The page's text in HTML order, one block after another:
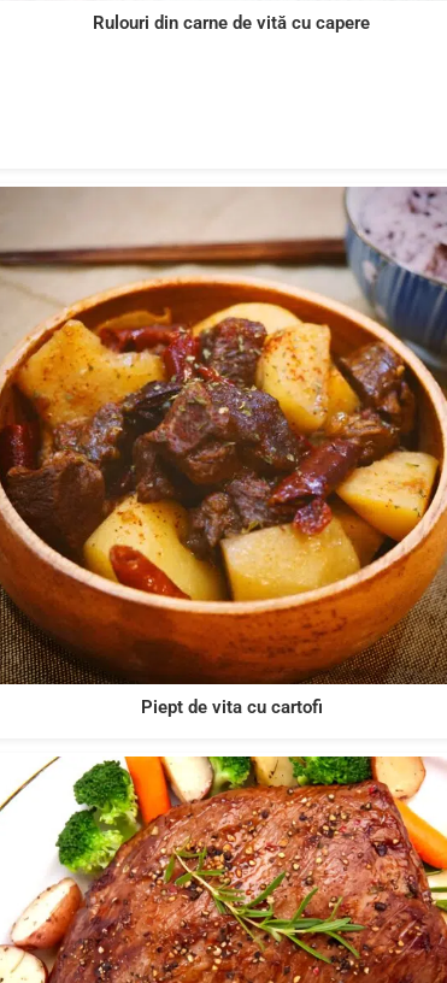
Rulouri din carne de vită cu capere
Piept de vita cu cartofi